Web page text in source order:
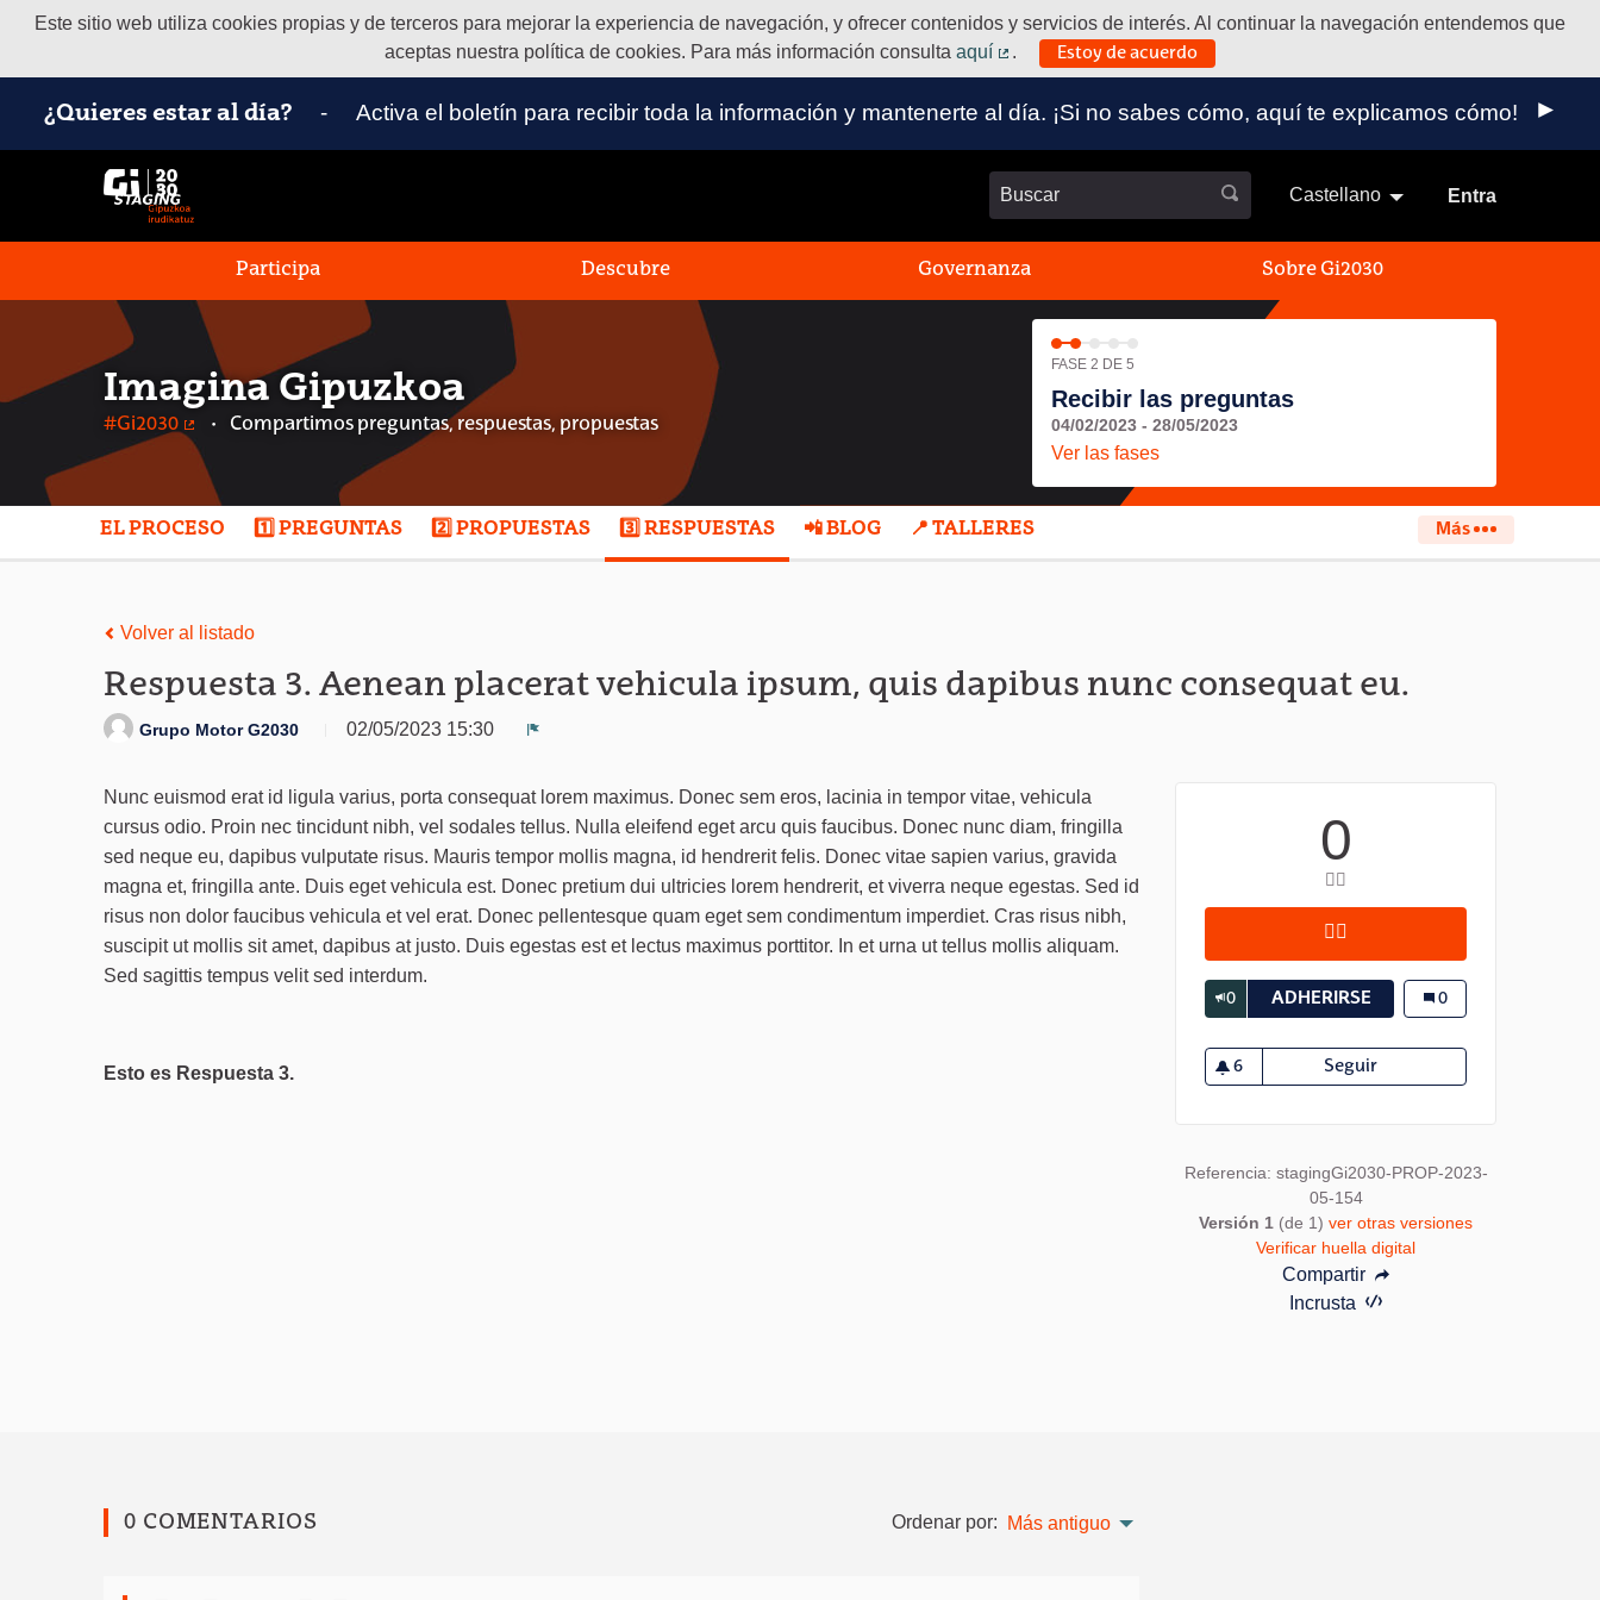
Este sitio web utiliza cookies propias y de terceros para mejorar la experiencia de navegación, y ofrecer contenidos y servicios de interés. Al continuar la navegación entendemos que
aceptas nuestra política de cookies. Para más información consulta aquí
(Enlace externo)
. Estoy de acuerdo
¿Quieres estar al día? - Activa el boletín para recibir toda la información y mantenerte al día. ¡Si no sabes cómo, aquí te explicamos cómo!
Buscar Castellano Elegir el idioma
Entra
Participa Descubre Governanza Sobre Gi2030
Imagina Gipuzkoa
#Gi2030
(Enlace externo)
Compartimos preguntas, respuestas, propuestas
FASE 2 DE 5
Recibir las preguntas
04/02/2023 - 28/05/2023
Ver las fases
EL PROCESO 1️⃣ PREGUNTAS 2️⃣ PROPUESTAS 3️⃣ RESPUESTAS 📲 BLOG 📍 TALLERES Más
Volver al listado
Respuesta 3. Aenean placerat vehicula ipsum, quis dapibus nunc consequat eu.
Grupo Motor G2030
02/05/2023 15:30
Nunc euismod erat id ligula varius, porta consequat lorem maximus. Donec sem eros, lacinia in tempor vitae, vehicula
cursus odio. Proin nec tincidunt nibh, vel sodales tellus. Nulla eleifend eget arcu quis faucibus. Donec nunc diam, fringilla
sed neque eu, dapibus vulputate risus. Mauris tempor mollis magna, id hendrerit felis. Donec vitae sapien varius, gravida
magna et, fringilla ante. Duis eget vehicula est. Donec pretium dui ultricies lorem hendrerit, et viverra neque egestas. Sed id
risus non dolor faucibus vehicula et vel erat. Donec pellentesque quam eget sem condimentum imperdiet. Cras risus nibh,
suscipit ut mollis sit amet, dapibus at justo. Duis egestas est et lectus maximus porttitor. In et urna ut tellus mollis aliquam.
Sed sagittis tempus velit sed interdum.
Esto es Respuesta 3.
0
👍🏽
👍🏽
0 ADHERIRSE RESPUESTA 3. AENEAN
Respuesta 3.
0
6
6 seguidoras
SeguirRespuesta 3. Aenean
Referencia: stagingGi2030-PROP-2023-
05-154
Versión 1 (de 1) ver otras versiones
Verificar huella digital
Compartir
Incrusta
0 COMENTARIOS Ordenar por: Más antiguo